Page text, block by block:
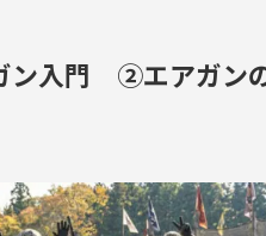
ン入門 ②エアガン